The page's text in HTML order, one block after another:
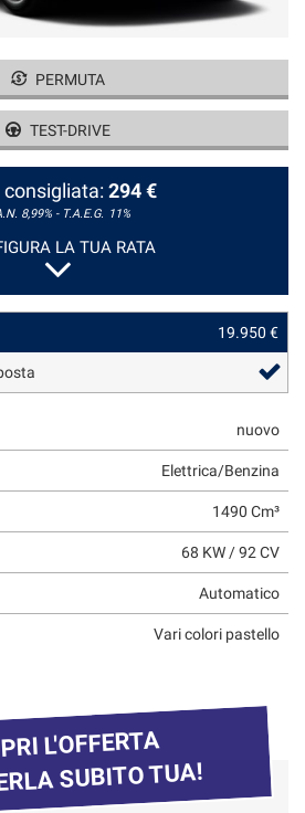
PERMUTA
TEST-DRIVE
consigliata: 294 €
8,99% - T.A.E.G. 11%
LA TUA RATA
19.950 €
nuovo
Elettrica/Benzina
1490 Cm³
68 KW / 92 CV
Automatico
Vari colori pastello
L'OFFERTA
SUBITO TUA!